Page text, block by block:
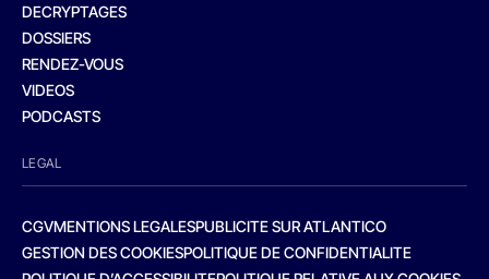
DECRYPTAGES
DOSSIERS
RENDEZ-VOUS
VIDEOS
PODCASTS
LEGAL
CGVMENTIONS LEGALESPUBLICITE SUR ATLANTICO
GESTION DES COOKIESPOLITIQUE DE CONFIDENTIALITE